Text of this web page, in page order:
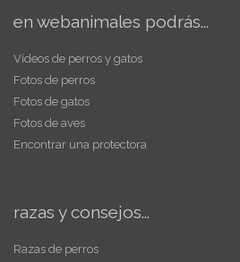
en webanimales podrás...
Vídeos de perros y gatos
Fotos de perros
Fotos de gatos
Fotos de aves
Encontrar una protectora
razas y consejos...
Razas de perros